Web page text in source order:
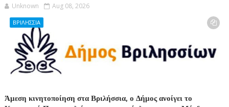
Unknown Aug 08, 2026
ΒΡΙΛΗΣΣΙΑ
Άμεση κινητοποίηση στα Βριλήσσια, ο Δήμος ανοίγει το